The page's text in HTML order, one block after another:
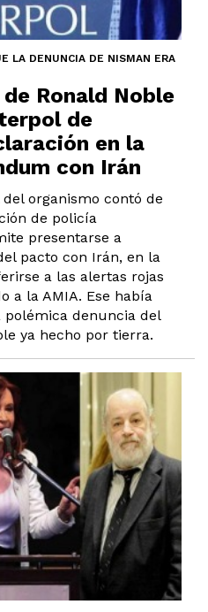
LA DENUNCIA DE NISMAN ERA
Ronald Noble
de
en la
con Irán
organismo contó de
de policía
presentarse a
pacto con Irán, en la
a las alertas rojas
a la AMIA. Ese había
denuncia del
ya hecho por tierra.